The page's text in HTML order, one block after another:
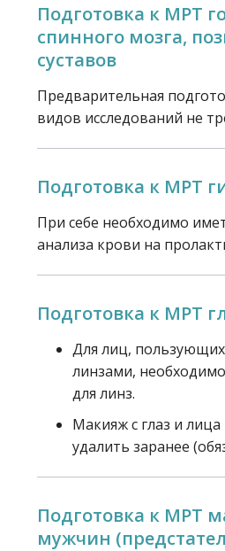
Подготовка к МРТ
спинного мозга,
суставов
Предварительная
видов исследований не
Подготовка к МРТ
При себе необходимо
анализа крови на
Подготовка к МРТ
Для лиц,
линзами,
для линз.
Макияж с глаз и
удалить заранее
Подготовка к МРТ
мужчин